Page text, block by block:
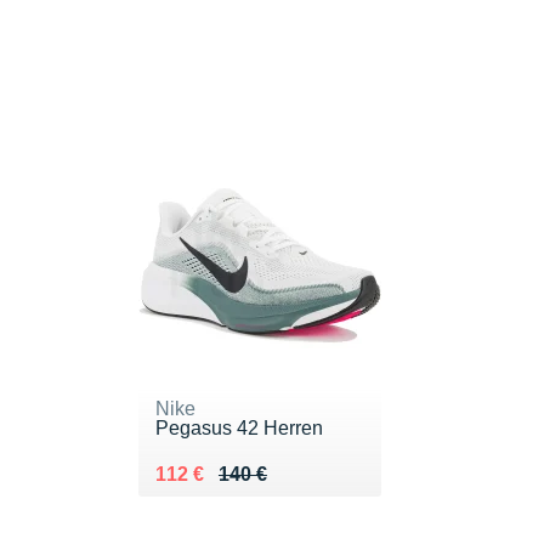
Nike
Pegasus 42 Herren
140 €
Au lieu de 140 €
112 €
Vendu 112 €